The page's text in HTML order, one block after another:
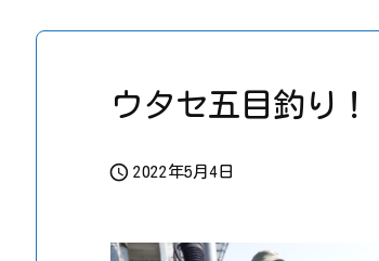
ウタセ五目釣り！
 2022年5月4日